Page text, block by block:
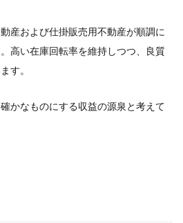
産および仕掛販売用不動産が順調に
高い在庫回転率を維持しつつ、良質
す。
かなものにする収益の源泉と考えて